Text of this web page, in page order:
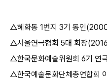
△혜화동 1번지 3기 동인
△서울연극협회 5대 회장
△한국문화예술위원회 6기 연
△한국예술문화단체총연합회